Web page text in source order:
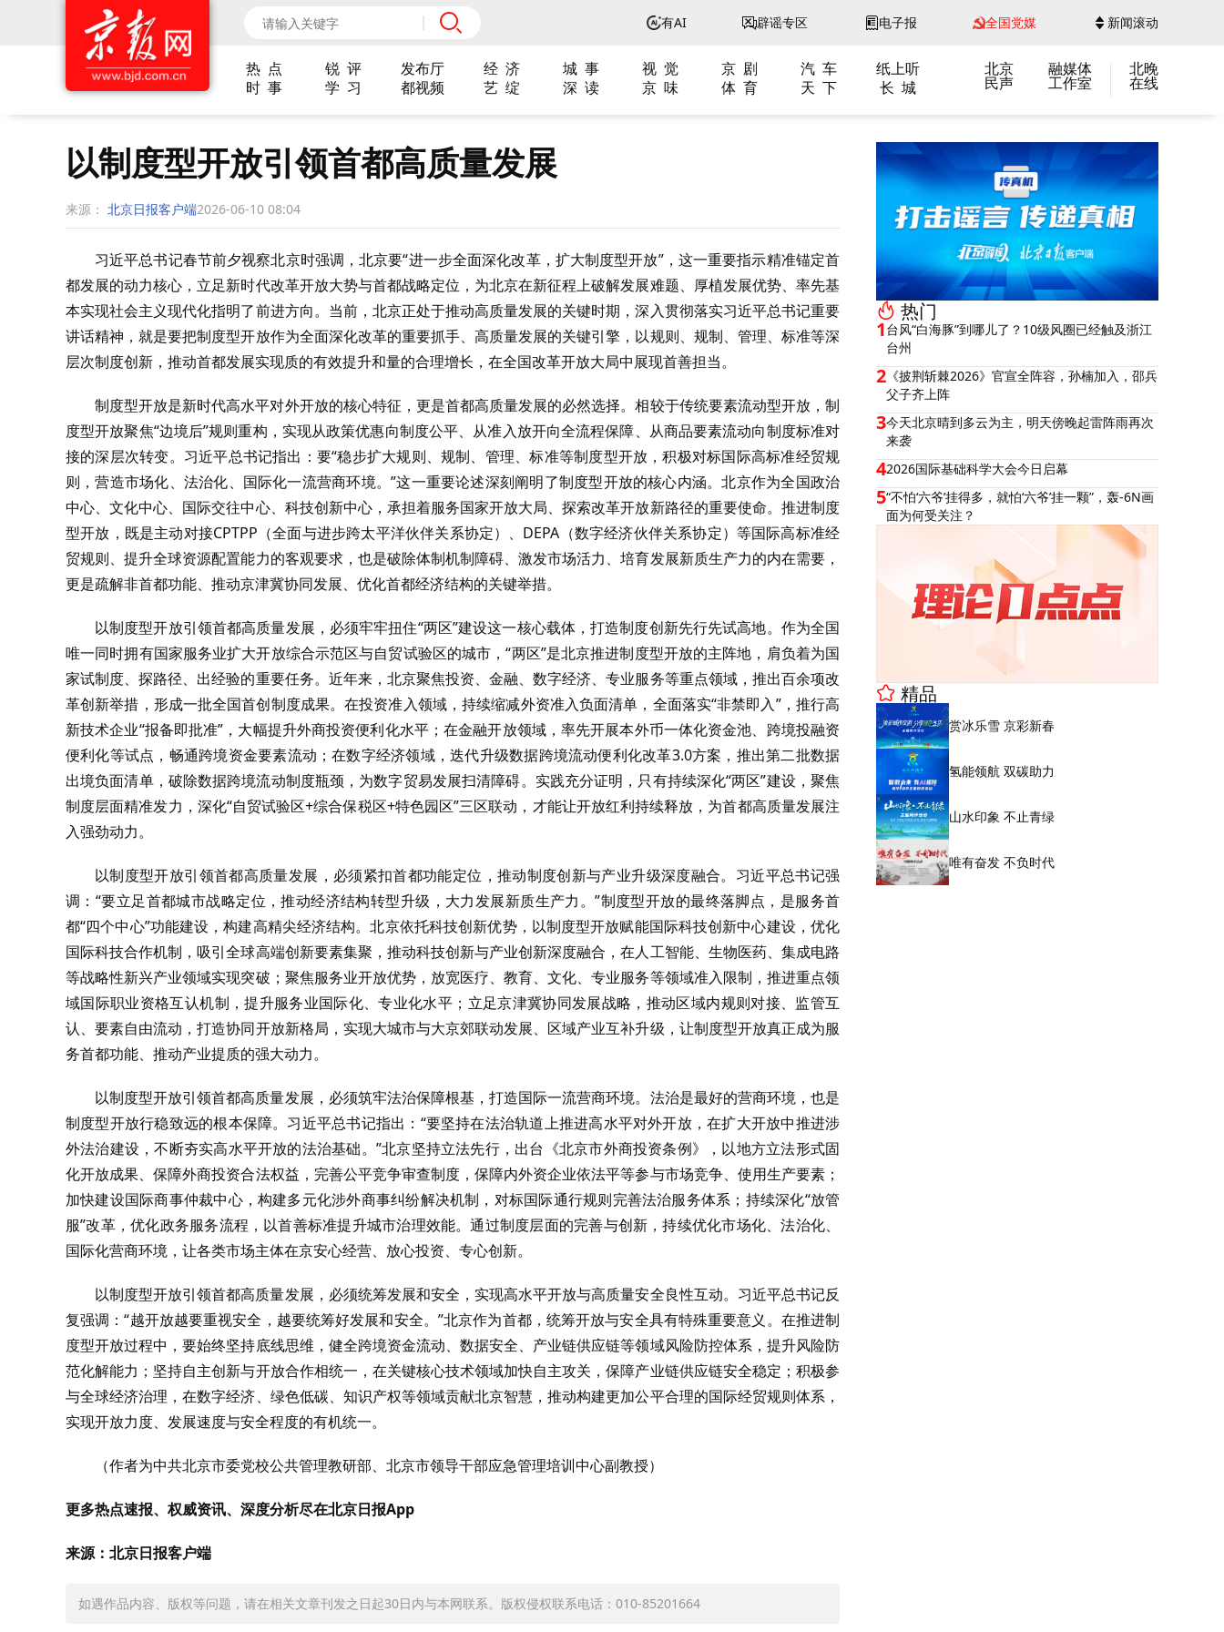
有AI 辟谣专区 电子报 全国党媒 新闻滚动
热 点 锐 评 发布厅 经 济 城 事 视 觉 京 剧 汽 车
纸上听
时 事
学 习 都视频 艺 绽 深 读 京 味 体 育 天 下 长 城
北京
民声
融媒体
工作室
北晚
在线
以制度型开放引领首都高质量发展
来源： 北京日报客户端2026-06-10 08:04
习近平总书记春节前夕视察北京时强调，北京要“进一步全面深化改革，扩大制度型开放”，这一重要指示精准锚定首
都发展的动力核心，立足新时代改革开放大势与首都战略定位，为北京在新征程上破解发展难题、厚植发展优势、率先基
本实现社会主义现代化指明了前进方向。当前，北京正处于推动高质量发展的关键时期，深入贯彻落实习近平总书记重要
讲话精神，就是要把制度型开放作为全面深化改革的重要抓手、高质量发展的关键引擎，以规则、规制、管理、标准等深
层次制度创新，推动首都发展实现质的有效提升和量的合理增长，在全国改革开放大局中展现首善担当。
制度型开放是新时代高水平对外开放的核心特征，更是首都高质量发展的必然选择。相较于传统要素流动型开放，制
度型开放聚焦“边境后”规则重构，实现从政策优惠向制度公平、从准入放开向全流程保障、从商品要素流动向制度标准对
接的深层次转变。习近平总书记指出：要“稳步扩大规则、规制、管理、标准等制度型开放，积极对标国际高标准经贸规
则，营造市场化、法治化、国际化一流营商环境。”这一重要论述深刻阐明了制度型开放的核心内涵。北京作为全国政治
中心、文化中心、国际交往中心、科技创新中心，承担着服务国家开放大局、探索改革开放新路径的重要使命。推进制度
型开放，既是主动对接CPTPP（全面与进步跨太平洋伙伴关系协定）、DEPA（数字经济伙伴关系协定）等国际高标准经
贸规则、提升全球资源配置能力的客观要求，也是破除体制机制障碍、激发市场活力、培育发展新质生产力的内在需要，
更是疏解非首都功能、推动京津冀协同发展、优化首都经济结构的关键举措。
以制度型开放引领首都高质量发展，必须牢牢扭住“两区”建设这一核心载体，打造制度创新先行先试高地。作为全国
唯一同时拥有国家服务业扩大开放综合示范区与自贸试验区的城市，“两区”是北京推进制度型开放的主阵地，肩负着为国
家试制度、探路径、出经验的重要任务。近年来，北京聚焦投资、金融、数字经济、专业服务等重点领域，推出百余项改
革创新举措，形成一批全国首创制度成果。在投资准入领域，持续缩减外资准入负面清单，全面落实“非禁即入”，推行高
新技术企业“报备即批准”，大幅提升外商投资便利化水平；在金融开放领域，率先开展本外币一体化资金池、跨境投融资
便利化等试点，畅通跨境资金要素流动；在数字经济领域，迭代升级数据跨境流动便利化改革3.0方案，推出第二批数据
出境负面清单，破除数据跨境流动制度瓶颈，为数字贸易发展扫清障碍。实践充分证明，只有持续深化“两区”建设，聚焦
制度层面精准发力，深化“自贸试验区+综合保税区+特色园区”三区联动，才能让开放红利持续释放，为首都高质量发展注
入强劲动力。
以制度型开放引领首都高质量发展，必须紧扣首都功能定位，推动制度创新与产业升级深度融合。习近平总书记强
调：“要立足首都城市战略定位，推动经济结构转型升级，大力发展新质生产力。”制度型开放的最终落脚点，是服务首
都“四个中心”功能建设，构建高精尖经济结构。北京依托科技创新优势，以制度型开放赋能国际科技创新中心建设，优化
国际科技合作机制，吸引全球高端创新要素集聚，推动科技创新与产业创新深度融合，在人工智能、生物医药、集成电路
等战略性新兴产业领域实现突破；聚焦服务业开放优势，放宽医疗、教育、文化、专业服务等领域准入限制，推进重点领
域国际职业资格互认机制，提升服务业国际化、专业化水平；立足京津冀协同发展战略，推动区域内规则对接、监管互
认、要素自由流动，打造协同开放新格局，实现大城市与大京郊联动发展、区域产业互补升级，让制度型开放真正成为服
务首都功能、推动产业提质的强大动力。
以制度型开放引领首都高质量发展，必须筑牢法治保障根基，打造国际一流营商环境。法治是最好的营商环境，也是
制度型开放行稳致远的根本保障。习近平总书记指出：“要坚持在法治轨道上推进高水平对外开放，在扩大开放中推进涉
外法治建设，不断夯实高水平开放的法治基础。”北京坚持立法先行，出台《北京市外商投资条例》，以地方立法形式固
化开放成果、保障外商投资合法权益，完善公平竞争审查制度，保障内外资企业依法平等参与市场竞争、使用生产要素；
加快建设国际商事仲裁中心，构建多元化涉外商事纠纷解决机制，对标国际通行规则完善法治服务体系；持续深化“放管
服”改革，优化政务服务流程，以首善标准提升城市治理效能。通过制度层面的完善与创新，持续优化市场化、法治化、
国际化营商环境，让各类市场主体在京安心经营、放心投资、专心创新。
以制度型开放引领首都高质量发展，必须统筹发展和安全，实现高水平开放与高质量安全良性互动。习近平总书记反
复强调：“越开放越要重视安全，越要统筹好发展和安全。”北京作为首都，统筹开放与安全具有特殊重要意义。在推进制
度型开放过程中，要始终坚持底线思维，健全跨境资金流动、数据安全、产业链供应链等领域风险防控体系，提升风险防
范化解能力；坚持自主创新与开放合作相统一，在关键核心技术领域加快自主攻关，保障产业链供应链安全稳定；积极参
与全球经济治理，在数字经济、绿色低碳、知识产权等领域贡献北京智慧，推动构建更加公平合理的国际经贸规则体系，
实现开放力度、发展速度与安全程度的有机统一。
（作者为中共北京市委党校公共管理教研部、北京市领导干部应急管理培训中心副教授）
更多热点速报、权威资讯、深度分析尽在北京日报App
来源：北京日报客户端
如遇作品内容、版权等问题，请在相关文章刊发之日起30日内与本网联系。版权侵权联系电话：010-85201664
热门
1台风“白海豚”到哪儿了？10级风圈已经触及浙江
台州
2 《披荆斩棘2026》官宣全阵容，孙楠加入，邵兵
父子齐上阵
3今天北京晴到多云为主，明天傍晚起雷阵雨再次
来袭
42026国际基础科学大会今日启幕
5“不怕‘六爷’挂得多，就怕‘六爷’挂一颗”，轰-6N画
面为何受关注？
精品
赏冰乐雪 京彩新春
氢能领航 双碳助力
山水印象 不止青绿
唯有奋发 不负时代